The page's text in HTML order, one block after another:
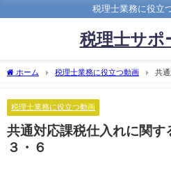
税理士業務に役立
税理士サポ
ホーム 税理士業務に役立つ動画
共
税理士業務に役立つ動画
共通対応課税仕入れに関す
３・６